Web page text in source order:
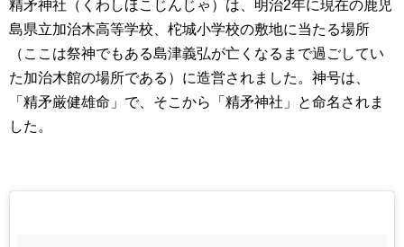
精矛神社（くわしほこじんじゃ）は、明治2年に現在の鹿児
島県立加治木高等学校、柁城小学校の敷地に当たる場所
（ここは祭神でもある島津義弘が亡くなるまで過ごしてい
た加治木館の場所である）に造営されました。神号は、
「精矛厳健雄命」で、そこから「精矛神社」と命名されま
した。